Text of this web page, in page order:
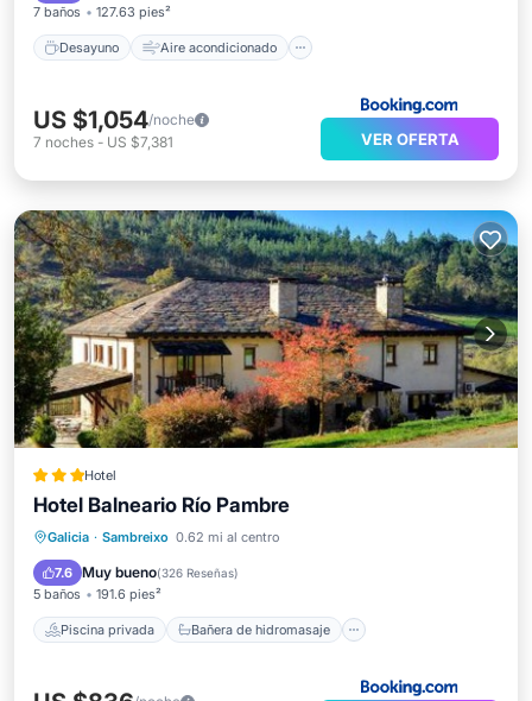
7 baños 127.63 pies²
Desayuno Aire acondicionado
US $1,054/noche
7 noches - US $7,381 VER OFERTA
Hotel
Hotel Balneario Río Pambre
Galicia · Sambreixo 0.62 mi al centro
7.6 Muy bueno(326 Reseñas)
5 baños 191.6 pies²
Piscina privada Bañera de hidromasaje
Piscina privada
Bañera de hidromasaje
Desayuno
Aparcamiento